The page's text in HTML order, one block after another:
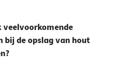
veelvoorkomende
bij de opslag van hout